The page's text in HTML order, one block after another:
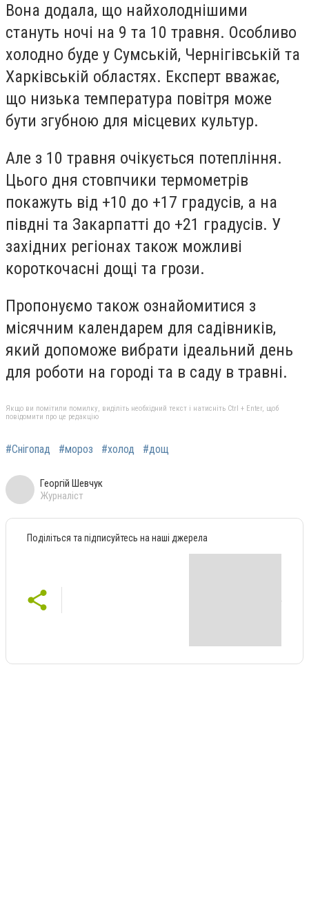
Вона додала, що найхолоднішими
стануть ночі на 9 та 10 травня. Особливо
холодно буде у Сумській, Чернігівській та
Харківській областях. Експерт вважає,
що низька температура повітря може
бути згубною для місцевих культур.
Але з 10 травня очікується потепління.
Цього дня стовпчики термометрів
покажуть від +10 до +17 градусів, а на
півдні та Закарпатті до +21 градусів. У
західних регіонах також можливі
короткочасні дощі та грози.
Пропонуємо також ознайомитися з
місячним календарем для садівників,
який допоможе вибрати ідеальний день
для роботи на городі та в саду в травні.
Якщо ви помітили помилку, виділіть необхідний текст і натисніть Ctrl + Enter, щоб
повідомити про це редакцію
#Снігопад #мороз #холод #дощ
Георгій Шевчук
Журналіст
Поділіться та підписуйтесь на наші джерела